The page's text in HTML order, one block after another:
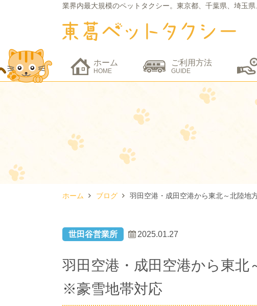
業界内最大規模のペットタクシー。 東京都、千葉県、埼玉
ホーム
HOME
ご利用方法
GUIDE
ホーム ブログ 羽田空港・成田空港から東北～北陸
世田谷営業所 2025.01.27
羽田空港・成田空港から東
※豪雪地帯対応